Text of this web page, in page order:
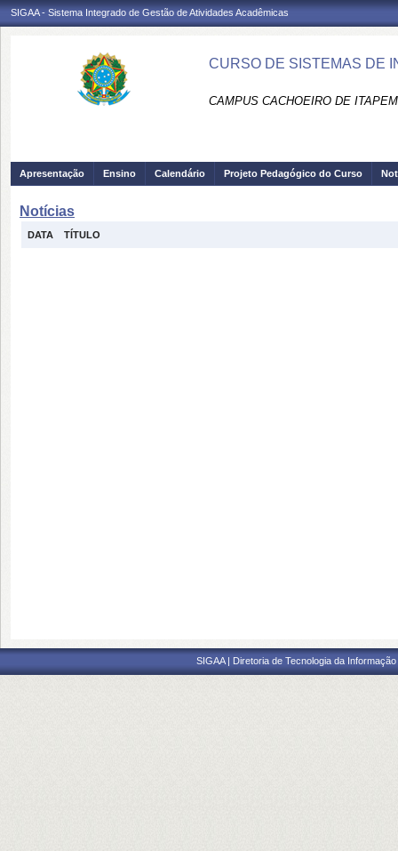
SIGAA - Sistema Integrado de Gestão de Atividades Acadêmicas
CURSO DE SISTEMAS DE
CAMPUS CACHOEIRO DE
Apresentação Ensino Calendário Projeto Pedagógico do Curso
Notícias
DATA TÍTULO
SIGAA | Diretoria de Tecnologia da